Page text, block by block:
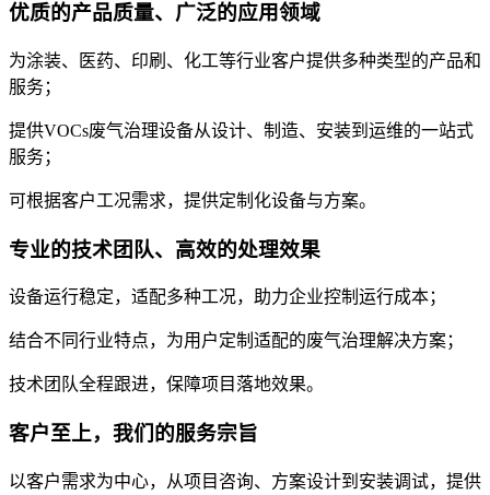
优质的产品质量、广泛的应用领域
为涂装、医药、印刷、化工等行业客户提供多种类型的产品和
服务；
提供VOCs废气治理设备从设计、制造、安装到运维的一站式
服务；
可根据客户工况需求，提供定制化设备与方案。
专业的技术团队、高效的处理效果
设备运行稳定，适配多种工况，助力企业控制运行成本；
结合不同行业特点，为用户定制适配的废气治理解决方案；
技术团队全程跟进，保障项目落地效果。
客户至上，我们的服务宗旨
以客户需求为中心，从项目咨询、方案设计到安装调试，提供